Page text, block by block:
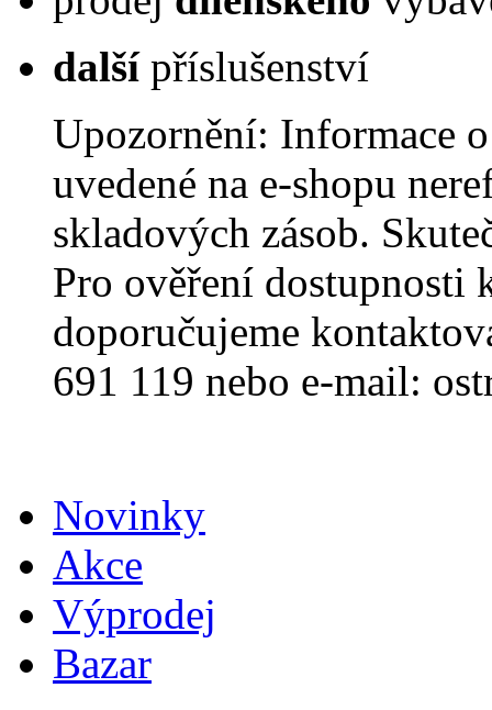
další příslušenství
Upozornění: Informace
uvedené na e-shopu
skladových zásob.
Pro ověření dostupnosti
doporučujeme
691 119 nebo e-mail:
Novinky
Akce
Výprodej
Bazar